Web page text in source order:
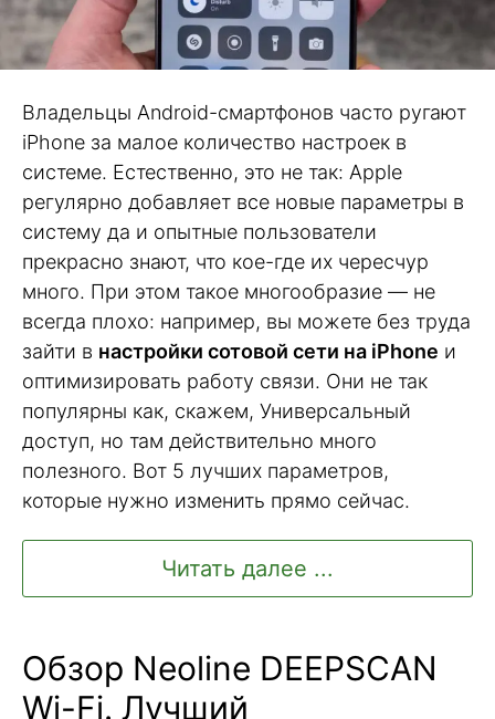
Владельцы Android-смартфонов часто ругают
iPhone за малое количество настроек в
системе. Естественно, это не так: Apple
регулярно добавляет все новые параметры в
систему да и опытные пользователи
прекрасно знают, что кое-где их чересчур
много. При этом такое многообразие — не
всегда плохо: например, вы можете без труда
зайти в настройки сотовой сети на iPhone и
оптимизировать работу связи. Они не так
популярны как, скажем, Универсальный
доступ, но там действительно много
полезного. Вот 5 лучших параметров,
которые нужно изменить прямо сейчас.
Читать далее ...
Обзор Neoline DEEPSCAN
Wi-Fi. Лучший